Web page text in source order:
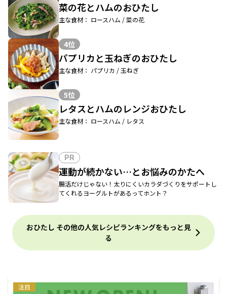
菜の花とハムのおひたし
主な食材： ロースハム / 菜の花
4位
パプリカと玉ねぎのおひたし
主な食材： パプリカ / 玉ねぎ
5位
レタスとハムのレンジおひたし
主な食材： ロースハム / レタス
PR
運動が続かない…とお悩みのかたへ
腸活だけじゃない！太りにくいカラダづくりをサポートし
てくれるヨーグルトがあるってホント？
おひたし その他の人気レシピランキングをもっと見
る
注目